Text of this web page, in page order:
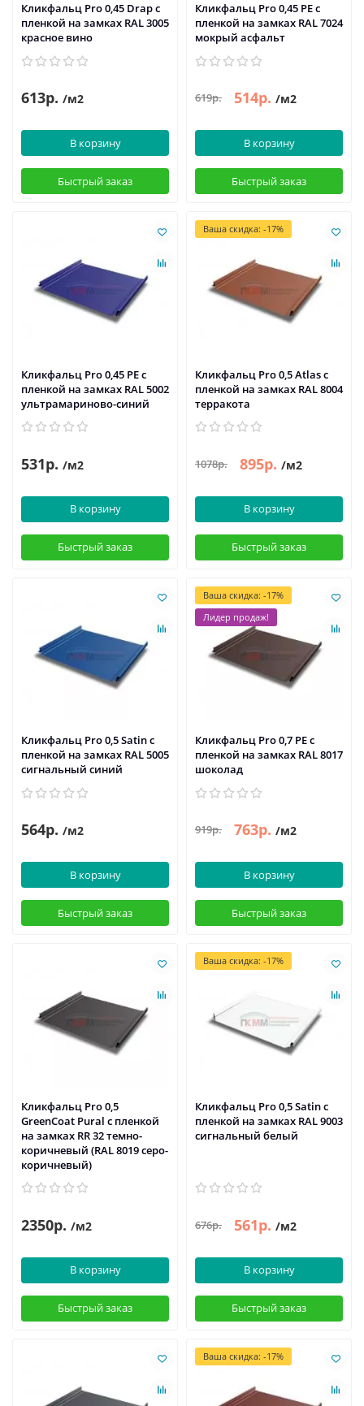
Кликфальц Pro 0,45 Drap с
пленкой на замках RAL 3005
красное вино
613р. /м2
В корзину
Быстрый заказ
Кликфальц Pro 0,45 PE с
пленкой на замках RAL 7024
мокрый асфальт
619р. 514р. /м2
В корзину
Быстрый заказ
Кликфальц Pro 0,45 PE с
пленкой на замках RAL 5002
ультрамариново-синий
531р. /м2
В корзину
Быстрый заказ
Ваша скидка: -17%
Кликфальц Pro 0,5 Atlas с
пленкой на замках RAL 8004
терракота
1078р. 895р. /м2
В корзину
Быстрый заказ
Кликфальц Pro 0,5 Satin с
пленкой на замках RAL 5005
сигнальный синий
564р. /м2
В корзину
Быстрый заказ
Ваша скидка: -17%
Лидер продаж!
Кликфальц Pro 0,7 PE с
пленкой на замках RAL 8017
шоколад
919р. 763р. /м2
В корзину
Быстрый заказ
Кликфальц Pro 0,5
GreenСoat Pural с пленкой
на замках RR 32 темно-
коричневый (RAL 8019 серо-
коричневый)
2350р. /м2
В корзину
Быстрый заказ
Ваша скидка: -17%
Кликфальц Pro 0,5 Satin с
пленкой на замках RAL 9003
сигнальный белый
676р. 561р. /м2
В корзину
Быстрый заказ
Ваша скидка: -17%